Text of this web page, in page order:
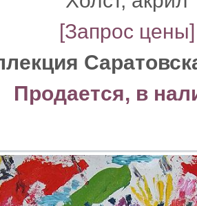
[Запрос цены]
Продается, в